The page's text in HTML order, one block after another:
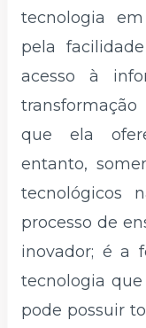
tecnologia
pela
acesso à
que ela
entanto,
tecnológicos
processo de
inovador; é a
tecnologia
pode possuir